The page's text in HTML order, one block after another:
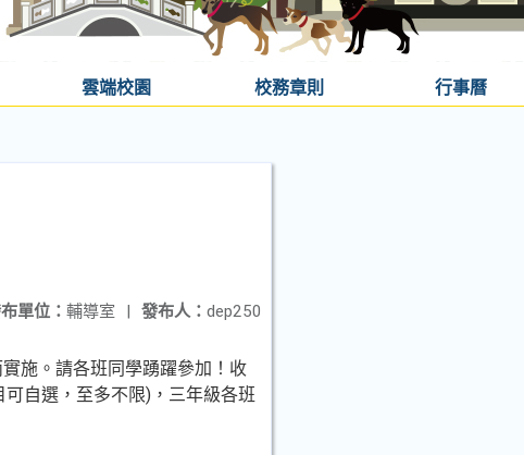
雲端校園 校務章則 行事曆
發布人： dep250
單位： 輔導室 |
施。請各班同學踴躍參加！收
可自選，至多不限) ，三年級各班